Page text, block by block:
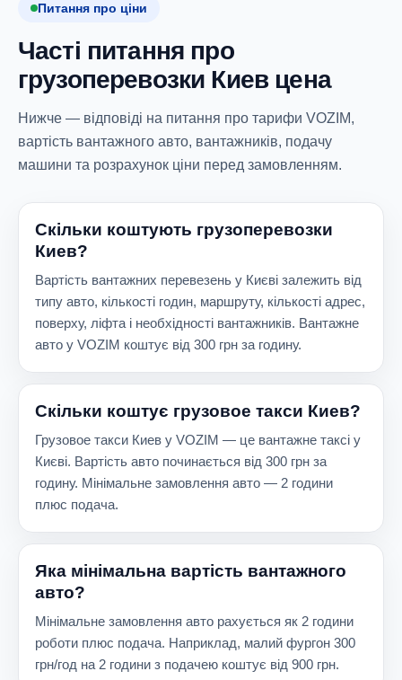
Питання про ціни
Часті питання про
грузоперевозки Киев цена
Нижче — відповіді на питання про тарифи VOZIM,
вартість вантажного авто, вантажників, подачу
машини та розрахунок ціни перед замовленням.
Скільки коштують грузоперевозки
Киев?
Вартість вантажних перевезень у Києві залежить від
типу авто, кількості годин, маршруту, кількості адрес,
поверху, ліфта і необхідності вантажників. Вантажне
авто у VOZIM коштує від 300 грн за годину.
Скільки коштує грузовое такси Киев?
Грузовое такси Киев у VOZIM — це вантажне таксі у
Києві. Вартість авто починається від 300 грн за
годину. Мінімальне замовлення авто — 2 години
плюс подача.
Яка мінімальна вартість вантажного
авто?
Мінімальне замовлення авто рахується як 2 години
роботи плюс подача. Наприклад, малий фургон 300
грн/год на 2 години з подачею коштує від 900 грн.